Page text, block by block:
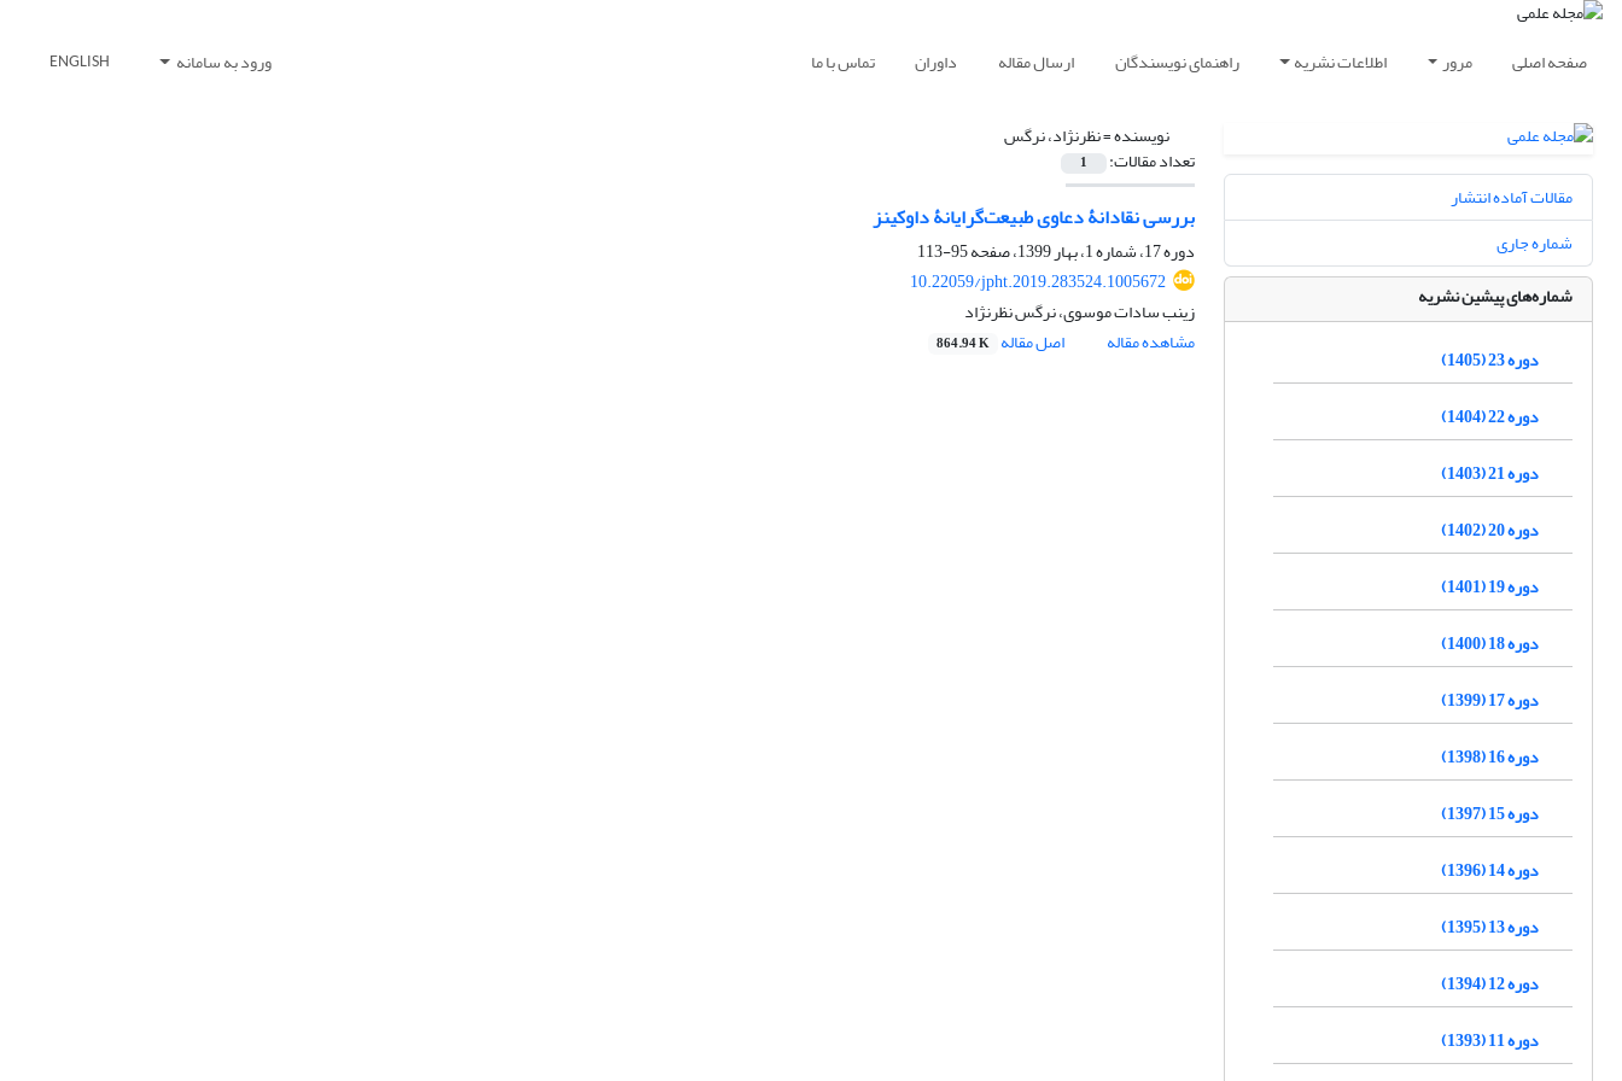
صفحه اصلی مرور اطلاعات نشریه راهنمای نویسندگان ارسال مقاله داوران تماس با ما ورود به سامانه ENGLISH
نویسنده =نظرنژاد، نرگس
تعداد مقالات: 1
بررسی نقادانۀ دعاوی طبیعت‌گرایانۀ داوکینز
دوره 17، شماره 1، بهار 1399، صفحه
95-113
10.22059/jpht.2019.283524.1005672
زینب سادات موسوی، نرگس نظرنژاد
مشاهده مقاله
اصل مقاله 864.94 K
مقالات آماده انتشار
شماره جاری
شماره‌های پیشین نشریه
دوره 23 (1405)
دوره 22 (1404)
دوره 21 (1403)
دوره 20 (1402)
دوره 19 (1401)
دوره 18 (1400)
دوره 17 (1399)
دوره 16 (1398)
دوره 15 (1397)
دوره 14 (1396)
دوره 13 (1395)
دوره 12 (1394)
دوره 11 (1393)